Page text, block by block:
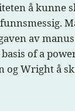
å kunne
av
of a
Wright å